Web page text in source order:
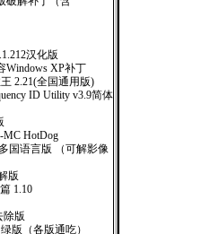
汉化版
Windows XP补丁
2.21(全国通用版)
ID Utility v3.9简体
MC HotDog
国语言版 （可解影像
版
1.10
除版
版（各版通吃）